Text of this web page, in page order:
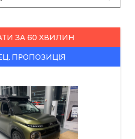
ЗА 60 ХВИЛИН
ПРОПОЗИЦІЯ